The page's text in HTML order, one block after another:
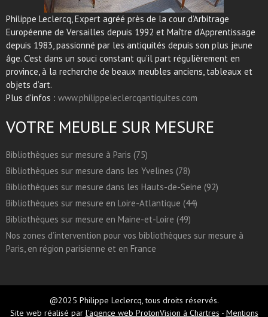
Philippe Leclercq, Expert agréé près de la cour d’Arbitrage
Européenne de Versailles depuis 1992 et Maître d’Apprentissage
depuis 1983, passionné par les antiquités depuis son plus jeune
âge. C’est dans un souci constant qu’il part régulièrement en
province, à la recherche de beaux meubles anciens, tableaux et
objets d’art.
Plus d'infos : www.philippeleclercqantiquites.com
VOTRE MEUBLE SUR MESURE
Bibliothèques sur mesure à Paris (75)
Bibliothèques sur mesure dans les Yvelines (78)
Bibliothèques sur mesure dans les Hauts-de-Seine (92)
Bibliothèques sur mesure en Loire-Atlantique (44)
Bibliothèques sur mesure en Maine-et-Loire (49)
Nos zones d’intervention pour vos bibliothèques sur mesure à
Paris, en région parisienne et en France
@2025 Philippe Leclercq, tous droits réservés.
Site web réalisé par l'agence web ProtonVision à Chartres - Mentions